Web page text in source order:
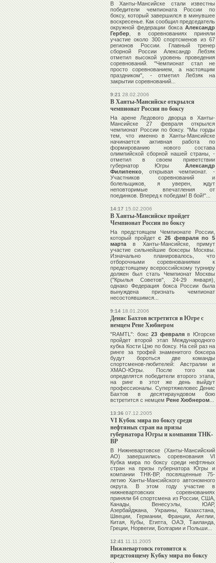
В Ханты-Мансийске стали известны
победители чемпионата России по
боксу, который завершился в минувшее
воскресенье. Как сообщил председатель
окружной федерации боксаАлександр
Гербер, в соревнованиях приняли
участие около 300 спортсменов из 67
регионов России. Главный тренер
сборной РоссииАлександр Лебзяк
отметил высокой уровень проведения
соревнований. "Чемпионат стал не
просто соревнованием, а настоящим
праздником", - отметил Лебзяк на
закрытии соревнований...
9:2128.02.2006
В Ханты-Мансийске открылся
чемпионат России по боксу
На арене Ледового дворца в Ханты-
Мансийске 27 февраля открылся
чемпионат России по боксу. "Мы горды
тем, что именно в Ханты-Мансийске
начинается активная работа по
формированию нового состава
олимпийской сборной нашей страны, -
отметил в своем приветствии
губернатор ЮгрыАлександр
Филипенко, открывая чемпионат. -
Участников соревнований и
болельщиков, я уверен, ждут
неповторимые впечатления от
поединков. Вперед к победам! В бой!"...
14:1715.02.2006
В Ханты-Мансийске пройдет
Чемпионат России по боксу
На предстоящем Чемпионате России,
который пройдетс 26 февраля по 5
мартав Ханты-Мансийске, примут
участие сильнейшие боксеры Москвы.
Изначально планировалось, что
отборочными соревнованиями к
предстоящему всероссийскому турниру
должен был стать Чемпионат Москвы
("Крылья Советов", 24-29 января),
однако Федерация бокса России была
вынуждена признать чемпионат
несостоявшимся...
9:1418.01.2006
Денис Бахтов встретится в Югре с
немцем Рене Хюбнером
"RAMTL": бокс23 февраляв Югорске
пройдет второй этап Международного
кубка Кости Цзю по боксу. На сей раз на
ринге за трофей знаменитого боксера
будут бороться две команды
спортсменов-любителей: Австралии и
ХМАО-Югры. После того как
определятся победители второго этапа,
на ринг в этот же день выйдут
профессионалы. СупертяжеловесДенис
Бахтовв десятираундовом бою
встретится с немцемРене Хюбнером...
13:3607.12.2005
VI Кубок мира по боксу среди
нефтяных стран на призы
губернатора Югры и компании ТНК-
ВР
В Нижневартовске (Ханты-Мансийский
АО) завершились соревнования VI
Кубка мира по боксу среди нефтяных
стран на призы губернатора Югры и
компании ТНК-ВР, посвященные 75-
летию Ханты-Мансийского автономного
округа. В этом году участие в
нижневартовских соревнованиях
приняли 64 спортсмена из России, США,
Канады, Венесуэлы, ЮАР,
Азербайджана, Украины, Казахстана,
Швеции, Германии, Франции, Англии,
Китая, Кубы, Египта, ОАЭ, Таиланда,
Греции, Норвегии, Болгарии и Польши...
12:4111.11.2005
Нижневартовск готовится к
предстоящему Кубку мира по боксу